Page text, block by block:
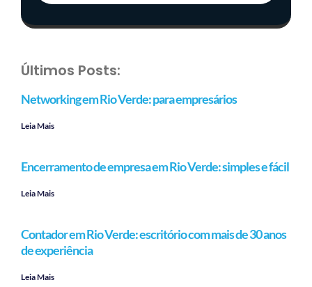
Últimos Posts:
Networking em Rio Verde: para empresários
Leia Mais
Encerramento de empresa em Rio Verde: simples e fácil
Leia Mais
Contador em Rio Verde: escritório com mais de 30 anos
de experiência
Leia Mais